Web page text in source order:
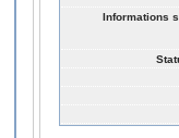
Informations